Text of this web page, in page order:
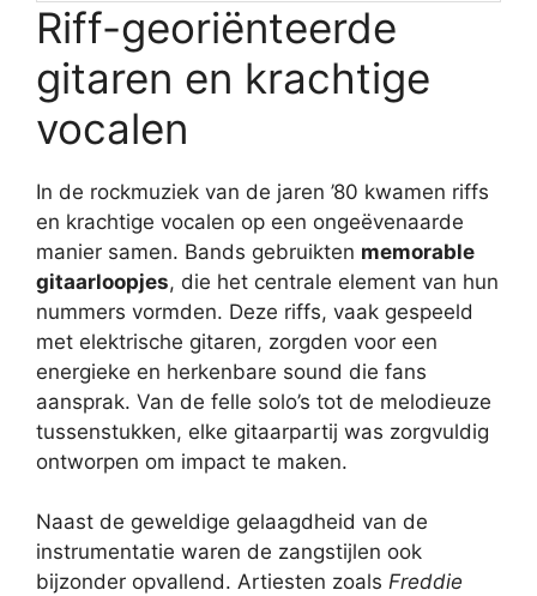
Riff-georiënteerde
gitaren en krachtige
vocalen
In de rockmuziek van de jaren ’80 kwamen riffs
en krachtige vocalen op een ongeëvenaarde
manier samen. Bands gebruikten memorable
gitaarloopjes, die het centrale element van hun
nummers vormden. Deze riffs, vaak gespeeld
met elektrische gitaren, zorgden voor een
energieke en herkenbare sound die fans
aansprak. Van de felle solo’s tot de melodieuze
tussenstukken, elke gitaarpartij was zorgvuldig
ontworpen om impact te maken.
Naast de geweldige gelaagdheid van de
instrumentatie waren de zangstijlen ook
bijzonder opvallend. Artiesten zoals Freddie